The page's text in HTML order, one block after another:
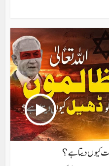
کیوں دیتا ہے؟